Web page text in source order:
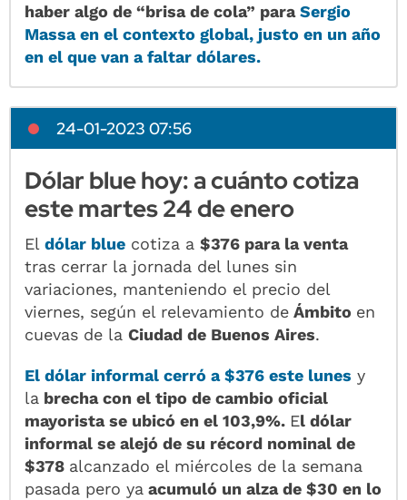
haber algo de “brisa de cola” paraSergio
Massa en el contexto global, justo en un año
en el que van a faltar dólares.
24-01-2023 07:56
Dólar blue hoy: a cuánto cotiza
este martes 24 de enero
Eldólar blue cotiza a$376 para la venta
tras cerrar la jornada del lunes sin
variaciones, manteniendo el precio del
viernes, según el relevamiento de Ámbito en
cuevas de laCiudad de Buenos Aires.
El dólar informal cerró a $376 este lunes y
la brecha con el tipo de cambio oficial
mayorista se ubicó en el 103,9%. El dólar
informal se alejó de su récord nominal de
$378 alcanzado el miércoles de la semana
pasada pero ya acumuló un alza de $30 en lo